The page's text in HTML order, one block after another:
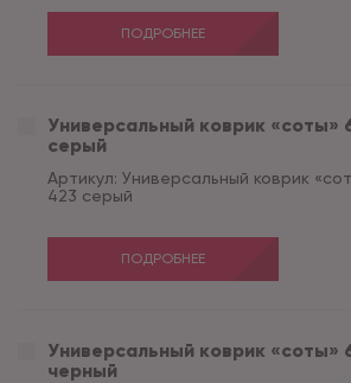
ПОДРОБНЕЕ
Универсальный коврик «соты»
серый
Артикул: Универсальный коврик
423 серый
ПОДРОБНЕЕ
Универсальный коврик «соты»
черный